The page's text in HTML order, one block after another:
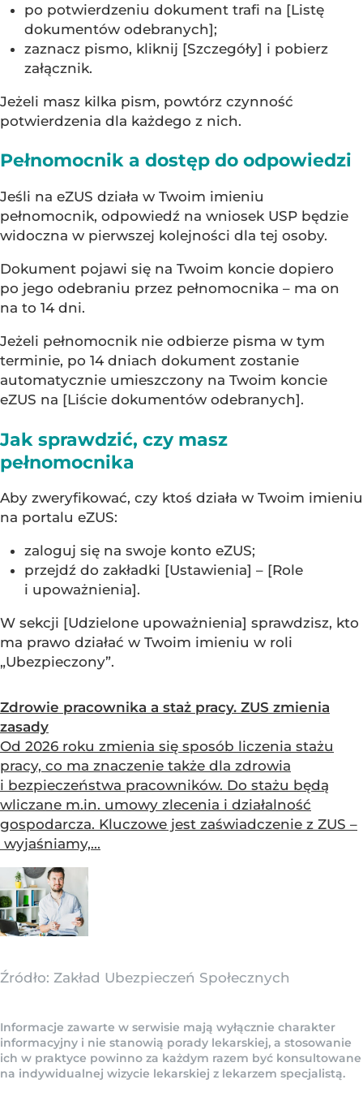
po potwierdzeniu dokument trafi na [Listę
dokumentów odebranych];
zaznacz pismo, kliknij [Szczegóły] i pobierz
załącznik.
Jeżeli masz kilka pism, powtórz czynność
potwierdzenia dla każdego z nich.
Pełnomocnik a dostęp do odpowiedzi
Jeśli na eZUS działa w Twoim imieniu
pełnomocnik, odpowiedź na wniosek USP będzie
widoczna w pierwszej kolejności dla tej osoby.
Dokument pojawi się na Twoim koncie dopiero
po jego odebraniu przez pełnomocnika – ma on
na to 14 dni.
Jeżeli pełnomocnik nie odbierze pisma w tym
terminie, po 14 dniach dokument zostanie
automatycznie umieszczony na Twoim koncie
eZUS na [Liście dokumentów odebranych].
Jak sprawdzić, czy masz
pełnomocnika
Aby zweryfikować, czy ktoś działa w Twoim imieniu
na portalu eZUS:
zaloguj się na swoje konto eZUS;
przejdź do zakładki [Ustawienia] – [Role
i upoważnienia].
W sekcji [Udzielone upoważnienia] sprawdzisz, kto
ma prawo działać w Twoim imieniu w roli
„Ubezpieczony”.
Zdrowie pracownika a staż pracy. ZUS zmienia
zasady
Od 2026 roku zmienia się sposób liczenia stażu
pracy, co ma znaczenie także dla zdrowia
i bezpieczeństwa pracowników. Do stażu będą
wliczane m.in. umowy zlecenia i działalność
gospodarcza. Kluczowe jest zaświadczenie z ZUS –
wyjaśniamy,...
Źródło: Zakład Ubezpieczeń Społecznych
Informacje zawarte w serwisie mają wyłącznie charakter
informacyjny i nie stanowią porady lekarskiej, a stosowanie
ich w praktyce powinno za każdym razem być konsultowane
na indywidualnej wizycie lekarskiej z lekarzem specjalistą.